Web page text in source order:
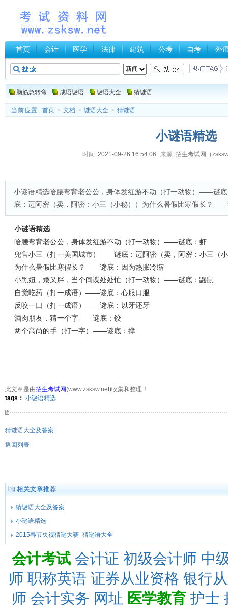
首页 会计 医学 法律 建筑 公考 自考 外
脑筋急转弯 成语谜语 谜语大全 猜谜语
当前位置: 首页 > 文档 > 谜语大全 > 猜谜语
小谜语精选
时间: 2021-09-26 16:54:06 来源: 招生考试网（
小谜语精选哈腰弯背老公公，身体发红游不动（打一动物）——谜
底：迈阿密（卖，阿密：小三（小秘））为什么暑假比寒假长？
小谜语精选
哈腰弯背老公公，身体发红游不动（打一动物）——谜底：虾
兜售小三（打一美国城市）——谜底：迈阿密（卖，阿密：小三（
为什么暑假比寒假长？——谜底：因为热胀冷缩
小黑妞，矮又胖，当个间谍处处忙（打一动物）——谜底：鼹鼠
自觉吃药（打一成语）——谜底：心服口服
反咬一口（打一成语）——谜底：以牙还牙
酒肉朋友，猜一个字——谜底：饺
两个高尚的手（打一字）——谜底：撑
此文章是由招生考试网(www.zsksw.net)收集和整理！
tags： 小谜语精选
猜谜语大全及答案
返回列表
相关文章推荐
猜谜语大全及答案
小谜语精选
2015春节央视猜谜大赛_猜谜语大全
会计考试 会计证 初级会计师 中
师 职称英语 证券从业资格 银行
师 会计实务 网址 医学教育 护士